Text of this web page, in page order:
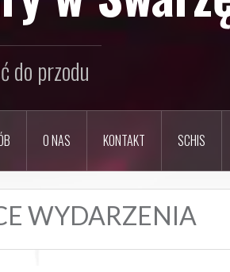
do przodu
O NAS KONTAKT SCHIS
WYDARZENIA